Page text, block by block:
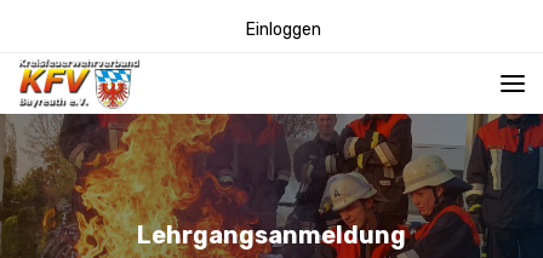
Einloggen
Lehrgangsanmeldung